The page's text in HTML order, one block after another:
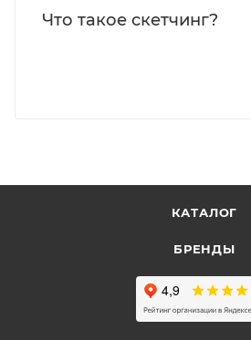
Что такое скетчинг?
КАТАЛОГ
БРЕНДЫ